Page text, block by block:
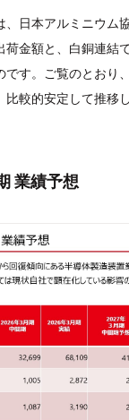
、日本アルミニウム
荷金額と、白銅連結
です。ご覧のとおり
較的安定して推移
業績予想